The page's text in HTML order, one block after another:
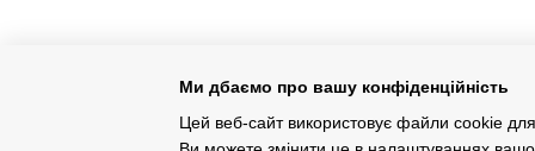
Інтернет-магазин створений з Хорошоп
Ми дбаємо про вашу конфіденційність
Цей веб-сайт використовує файли cookie для